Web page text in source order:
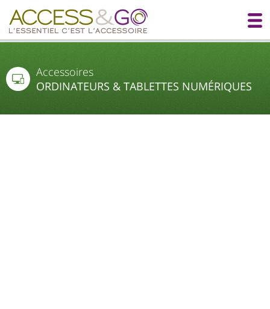
Accessoires
ORDINATEURS & TABLETTES NUMÉRIQUES